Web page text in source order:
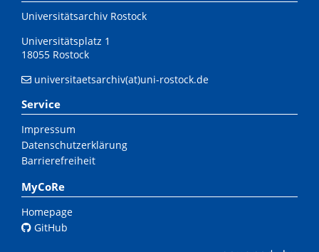
Universitätsarchiv Rostock
Universitätsplatz 1
18055 Rostock
universitaetsarchiv(at)uni-rostock.de
Service
Impressum
Datenschutzerklärung
Barrierefreiheit
MyCoRe
Homepage
GitHub